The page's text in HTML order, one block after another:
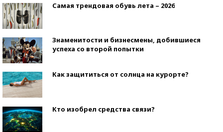
Самая трендовая обувь лета – 2026
Знаменитости и бизнесмены, добившиеся
успеха со второй попытки
Как защититься от солнца на курорте?
Кто изобрел средства связи?